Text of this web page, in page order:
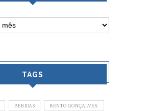
TAGS
BEBIDAS BENTO GONÇALVES.